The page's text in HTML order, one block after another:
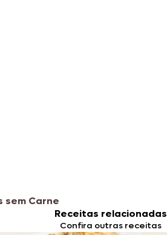
sem Carne
Receitas relacionadas
Confira outras receitas